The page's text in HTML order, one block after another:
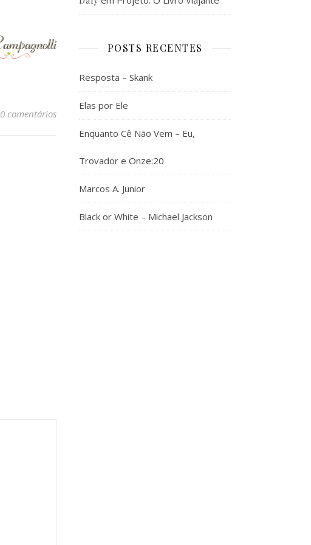
0 comentários
POSTS RECENTES
Resposta – Skank
Elas por Ele
Enquanto Cê Não Vem – Eu,
Trovador e Onze:20
Marcos A. Junior
Black or White – Michael Jackson